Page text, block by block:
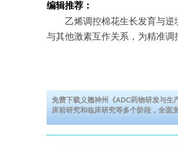
编辑推荐：
乙烯调控棉花生长发育与逆
与其他激素互作关系，为精准调
免费下载义翘神州《ADC药物研发与生
床前研究和临床研究等多个阶段，全面